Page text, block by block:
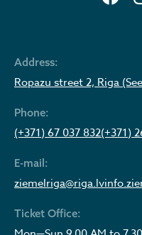
Address:
Ropazu street 2, Riga
Phone:
(+371) 67 037 832(+371)
E-mail:
ziemelriga@riga.lv
Ticket Office: